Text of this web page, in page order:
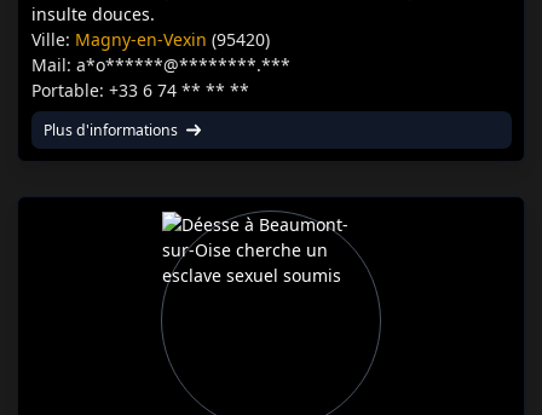
insulte douces.
Ville: Magny-en-Vexin (95420)
Mail: a*o******@********.***
Portable: +33 6 74 ** ** **
Plus d'informations